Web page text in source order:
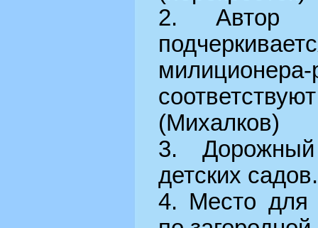
2. Автор
милиционера-
(Михалков)
3.
детских
4. Место для